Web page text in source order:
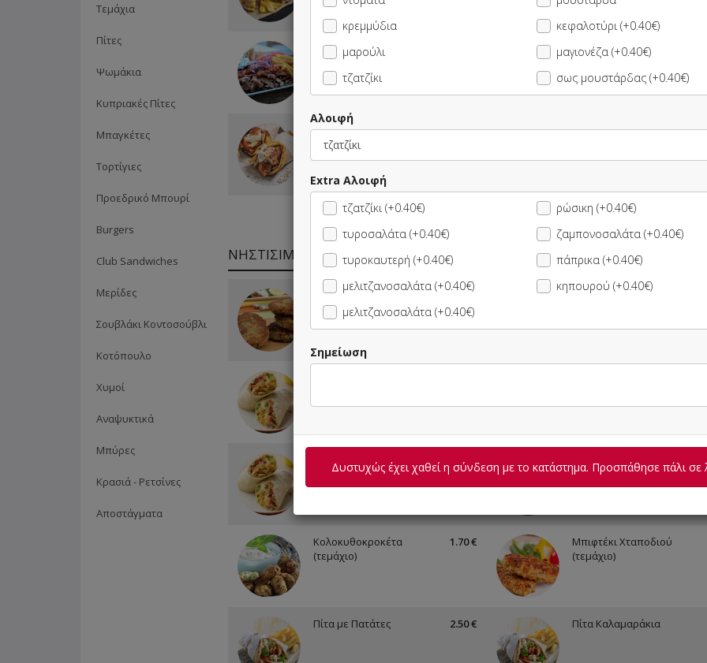
Τεμάχια
Πίτες
Ψωμάκια
Κυπριακές Πίτες
Μπαγκέτες
Τορτίγιες
Προεδρικό Μπουρί
Burgers
Club Sandwiches
Μερίδες
Σουβλάκι Κοντοσούβλι
Κοτόπουλο
Χυμοί
Αναψυκτικά
Μπύρες
Κρασιά - Ρετσίνες
Αποστάγματα
επιλογής ΔΩΡΟ
2 Μερίδες Γύρος
επιλογής + 1 Μπύρα
330ml επιλογής ΔΩΡΟ
2 Σάντουιτς επιλογής +
1 Coca-Cola 330ml
2 Σάντουιτς επιλογής +
1 Μερίδα Πατάτες
Τηγανητές + 1 Coca-
Cola 330ml
11.10 €
4 Σάντουιτς με Γύρο
Cola 330ml ΔΩΡΟ
ΝΗΣΤΙΣΙΜΑ
Μπιφτέκι Λαχανικών
(τεμάχιο)
1.80 €
Προεδρικό Μπουρί
Προεδρικό Μπουρί
Μπιφτέκι Χταποδιού
4.00 €
Προεδρικό Μπουρί
Ντοματοκεφτέδες
Κολοκυθοκροκέτα
(τεμάχιο)
1.70 €
Μπιφτέκι Χταποδιού
(τεμάχιο)
Πίτα με Πατάτες 2.50 € Πίτα Καλαμαράκια
κρεμμύδια
μαρούλι
τζατζίκι
κεφαλοτύρι (+0.40€)
μαγιονέζα (+0.40€)
σως μουστάρδας (+0.40€)
Αλοιφή
Extra Αλοιφή
τζατζίκι (+0.40€)
τυροσαλάτα (+0.40€)
τυροκαυτερή (+0.40€)
μελιτζανοσαλάτα (+0.40€)
μελιτζανοσαλάτα (+0.40€)
ρώσικη (+0.40€)
ζαμπονοσαλάτα (+0.40€)
πάπρικα (+0.40€)
κηπουρού (+0.40€)
Σημείωση
Δυστυχώς έχει χαθεί η σύνδεση με το κατάστημα. Προσπάθησε πάλι σε